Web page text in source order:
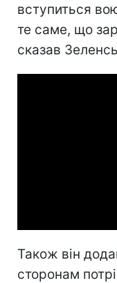
вступиться
те саме, що
сказав
Також він
сторонам